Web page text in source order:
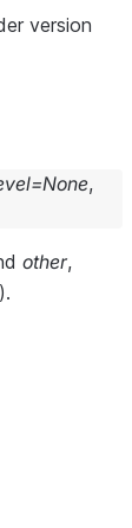
version
=None,
other,
).